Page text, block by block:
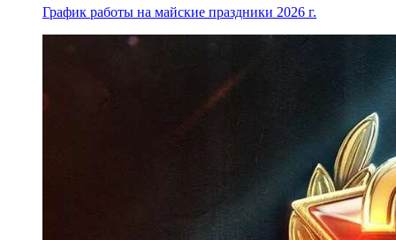
График работы на майские праздники 2026 г.